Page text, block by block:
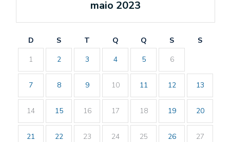
maio 2023
D S T Q Q S
S
1
2 3 4 5 6
7 8 9 10 11 12 13
14 15 16 17 18 19 20
21 22 23 24 25 26 27